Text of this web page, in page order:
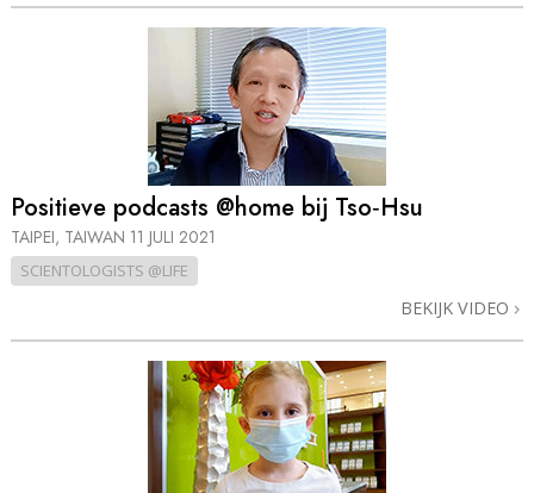
Positieve podcasts @home bij Tso‑Hsu
TAIPEI, TAIWAN 11 JULI 2021
SCIENTOLOGISTS @LIFE
BEKIJK VIDEO